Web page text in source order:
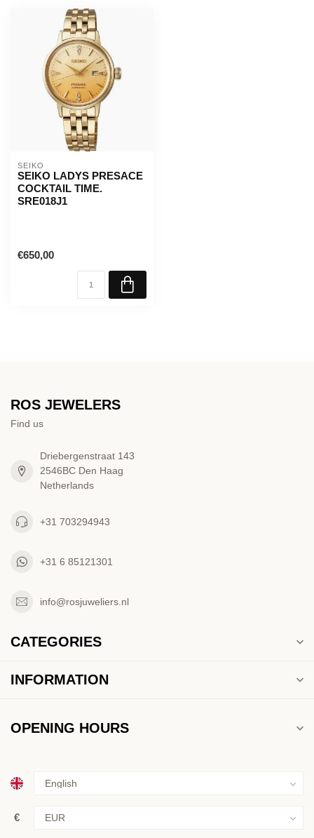
SEIKO
SEIKO LADYS PRESACE
COCKTAIL TIME.
SRE018J1
€650,00
ROS JEWELERS
Find us
Driebergenstraat 143
2546BC Den Haag
Netherlands
+31 703294943
+31 6 85121301
info@rosjuweliers.nl
CATEGORIES
INFORMATION
OPENING HOURS
€